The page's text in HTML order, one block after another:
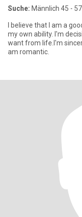
Suche: Männlich 45 - 57
I believe that I am a
my own ability. I'm
want from life.I'm
am romantic.